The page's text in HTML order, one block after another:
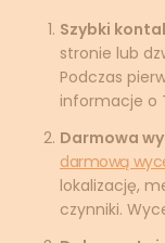
Szybki
stronie lub
Podczas
informacje o
Darmowa
darmową
lokalizację,
czynniki.